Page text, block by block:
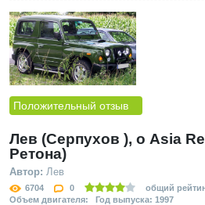
Положительный отзыв
Лев (Серпухов ), о Asia
Ретона)
Автор: Лев
6704 0
общий
Объем двигателя: Год выпуска: 1997